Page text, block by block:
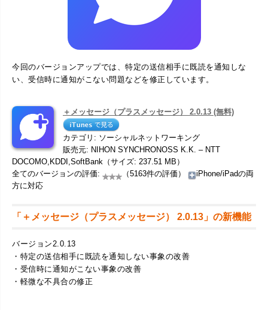
今回のバージョンアップでは、特定の送信相手に既読を通知しな
い、受信時に通知がこない問題などを修正しています。
＋メッセージ（プラスメッセージ） 2.0.13 (無料)
カテゴリ: ソーシャルネットワーキング
販売元: NIHON SYNCHRONOSS K.K. – NTT
DOCOMO,KDDI,SoftBank（サイズ: 237.51 MB）
全てのバージョンの評価:
（5163件の評価）
iPhone/iPadの両
方に対応
「＋メッセージ（プラスメッセージ） 2.0.13」の新機能
バージョン2.0.13
・特定の送信相手に既読を通知しない事象の改善
・受信時に通知がこない事象の改善
・軽微な不具合の修正